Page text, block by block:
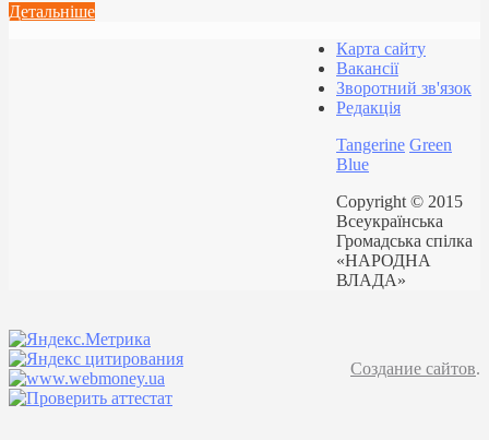
Детальніше
Карта сайту
Вакансії
Зворотний зв'язок
Редакція
Tangerine Green
Blue
Copyright © 2015
Всеукраїнська
Громадська спілка
«НАРОДНА
ВЛАДА»
Создание сайтов.